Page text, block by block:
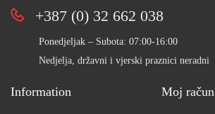
+387 (0) 32 662 038
Ponedjeljak – Subota: 07:00-16:00
Nedjelja, državni i vjerski praznici neradni
Information Moj račun